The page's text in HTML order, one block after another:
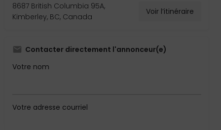
8687 British Columbia 95A,
Kimberley, BC, Canada
Voir l’itinéraire
Contacter directement l'annonceur(e)
Votre nom
Votre adresse courriel